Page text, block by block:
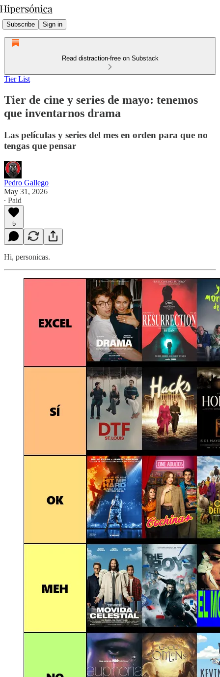
Subscribe Sign in
Read distraction-free on Substack
Tier List
Tier de cine y series de mayo: tenemos
que inventarnos drama
Las películas y series del mes en orden para que no
tengas que pensar
Pedro Gallego
May 31, 2026
∙ Paid
5
Hi, personicas.